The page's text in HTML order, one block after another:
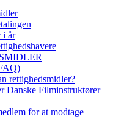
i år
rettighedsmidler?
Danske Filminstruktører
for at modtage